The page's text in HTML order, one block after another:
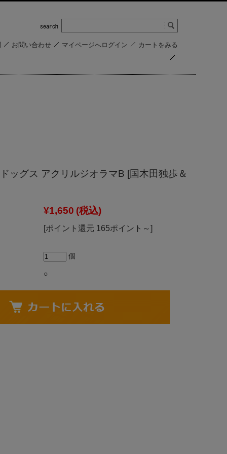
お問い合わせ マイページへログイン カートをみる
ッグス アクリルジオラマB [国木田独歩＆
¥1,650 (税込)
[ポイント還元 165ポイント～]
個
○